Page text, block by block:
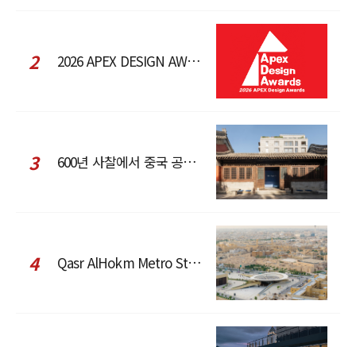
2 2026 APEX DESIGN AWARDS
3 600년 사찰에서 중국 공예와 현대 패션을 직조한 ZARA x Fanglu Lin Pop-Up
4 Qasr AlHokm Metro Station, 구도심과 현대 공공 인프라의 접점을 제안하다